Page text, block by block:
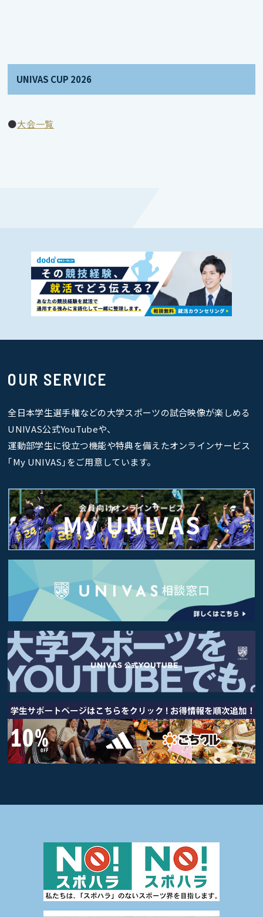
UNIVAS CUP 2026
●大会一覧
OUR SERVICE
全日本学生選手権などの大学スポーツの試合映像が楽しめる
UNIVAS公式YouTubeや、
運動部学生に役立つ機能や特典を備えたオンラインサービス
｢My UNIVAS｣をご用意しています。